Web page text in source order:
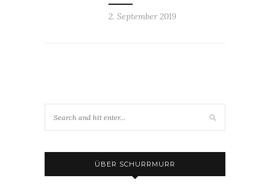
2. September 2019
ÜBER SCHURRMURR